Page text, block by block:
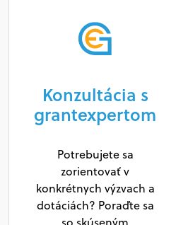
Konzultácia s
grantexpertom
Potrebujete sa
zorientovať v
konkrétnych výzvach a
dotáciách? Poraďte sa